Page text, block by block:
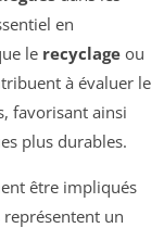
en
le recyclage ou
à évaluer le
favorisant ainsi
plus durables.
être impliqués
représentent un